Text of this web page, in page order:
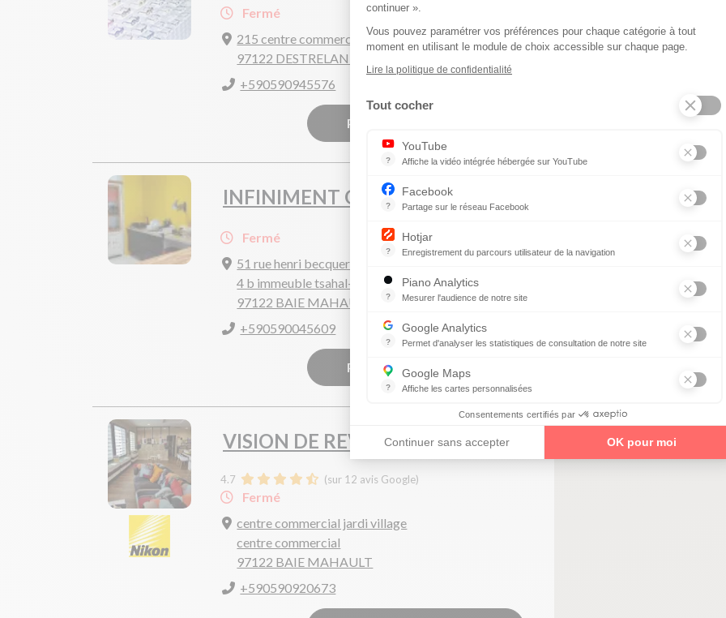
Fermé
215 centre commercial destreland
97122 DESTRELAND
+590590945576
Prenez un rendez-vous
INFINIMENT OPTIQUE
Fermé
51 rue henri becquerel
4 b immeuble tsahal-coco jarry
97122 BAIE MAHAULT
+590590045609
Prenez un rendez-vous
VISION DE REVE
4.7 (sur 12 avis Google)
Fermé
centre commercial jardi village
centre commercial
97122 BAIE MAHAULT
+590590920673
continuer ».
Vous pouvez paramétrer vos préférences pour chaque catégorie à tout
moment en utilisant le module de choix accessible sur chaque page.
Lire la politique de confidentialité
Tout cocher
?
YouTube
Affiche la vidéo intégrée hébergée sur YouTube
?
Facebook
Partage sur le réseau Facebook
?
Hotjar
Enregistrement du parcours utilisateur de la navigation
?
Piano Analytics
Mesurer l'audience de notre site
?
Google Analytics
Permet d'analyser les statistiques de consultation de notre site
?
Google Maps
Affiche les cartes personnalisées
Consentements certifiés par
Continuer sans accepter OK pour moi